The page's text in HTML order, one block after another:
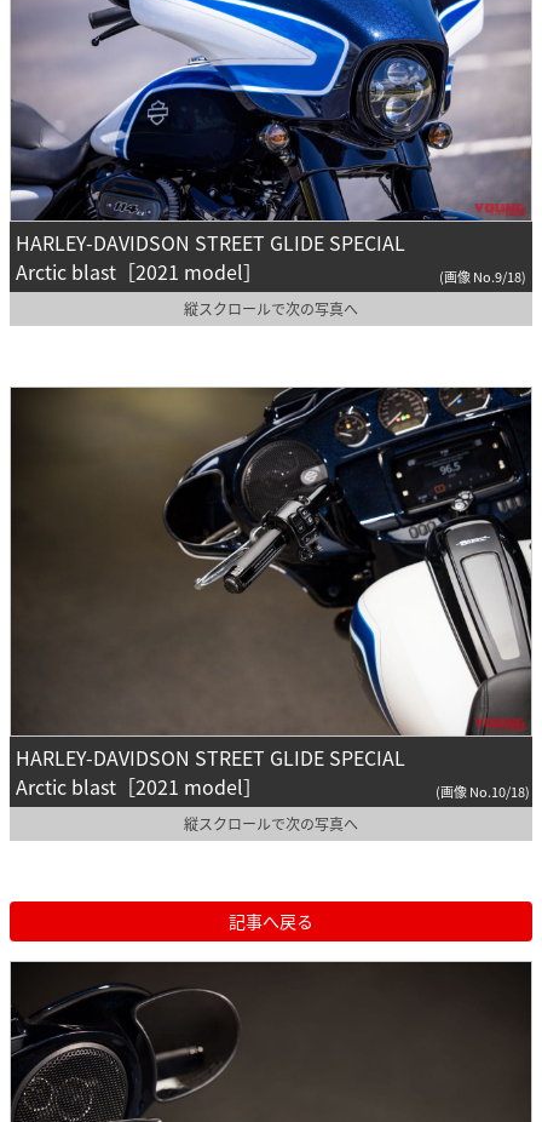
HARLEY-DAVIDSON STREET GLIDE SPECIAL
Arctic blast［2021 model］
(画像 No.9/18)
縦スクロールで次の写真へ
HARLEY-DAVIDSON STREET GLIDE SPECIAL
Arctic blast［2021 model］
(画像 No.10/18)
縦スクロールで次の写真へ
記事へ戻る